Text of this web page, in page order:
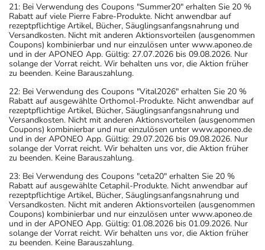
21: Bei Verwendung des Coupons "Summer20" erhalten Sie 20 %
Rabatt auf viele Pierre Fabre-Produkte. Nicht anwendbar auf
rezeptpflichtige Artikel, Bücher, Säuglingsanfangsnahrung und
Versandkosten. Nicht mit anderen Aktionsvorteilen (ausgenommen
Coupons) kombinierbar und nur einzulösen unter www.aponeo.de
und in der APONEO App. Gültig: 27.07.2026 bis 09.08.2026. Nur
solange der Vorrat reicht. Wir behalten uns vor, die Aktion früher
zu beenden. Keine Barauszahlung.
22: Bei Verwendung des Coupons "Vital2026" erhalten Sie 20 %
Rabatt auf ausgewählte Orthomol-Produkte. Nicht anwendbar auf
rezeptpflichtige Artikel, Bücher, Säuglingsanfangsnahrung und
Versandkosten. Nicht mit anderen Aktionsvorteilen (ausgenommen
Coupons) kombinierbar und nur einzulösen unter www.aponeo.de
und in der APONEO App. Gültig: 29.07.2026 bis 09.08.2026. Nur
solange der Vorrat reicht. Wir behalten uns vor, die Aktion früher
zu beenden. Keine Barauszahlung.
23: Bei Verwendung des Coupons "ceta20" erhalten Sie 20 %
Rabatt auf ausgewählte Cetaphil-Produkte. Nicht anwendbar auf
rezeptpflichtige Artikel, Bücher, Säuglingsanfangsnahrung und
Versandkosten. Nicht mit anderen Aktionsvorteilen (ausgenommen
Coupons) kombinierbar und nur einzulösen unter www.aponeo.de
und in der APONEO App. Gültig: 01.08.2026 bis 01.09.2026. Nur
solange der Vorrat reicht. Wir behalten uns vor, die Aktion früher
zu beenden. Keine Barauszahlung.